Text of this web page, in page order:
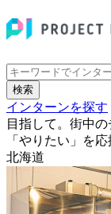
検索
インターンを探す
目指して。街中
「やりたい」を
北海道